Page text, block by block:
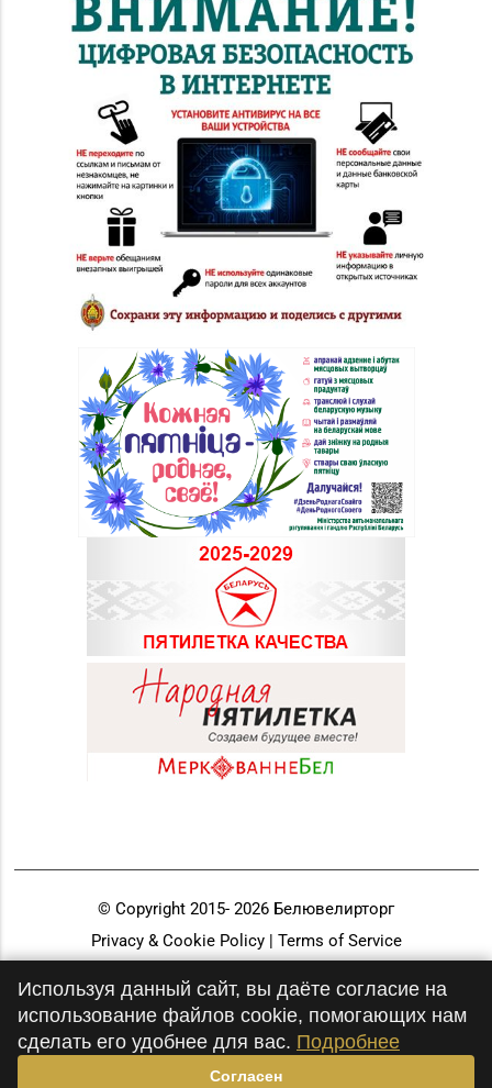
© Copyright 2015- 2026 Белювелирторг
Privacy & Cookie Policy | Terms of Service
Используя данный сайт, вы даёте согласие на
использование файлов cookie, помогающих нам
сделать его удобнее для вас. Подробнее
Согласен